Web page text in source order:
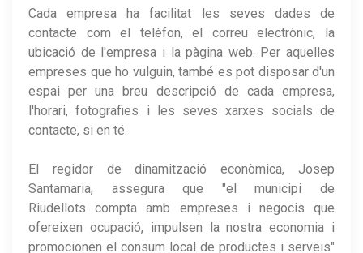
Cada empresa ha facilitat les seves dades de
contacte com el telèfon, el correu electrònic, la
ubicació de l'empresa i la pàgina web. ​Per aquelles
empreses que ho vulguin, també es pot disposar d'un
espai per una breu descripció de cada empresa,
l'horari, fotografies i les seves xarxes socials de
contacte, si en té.
El regidor de dinamització econòmica, Josep
Santamaria, assegura que "el municipi de
Riudellots compta amb empreses i negocis que
ofereixen ocupació, impulsen la nostra economia i
promocionen el consum local de productes i serveis"